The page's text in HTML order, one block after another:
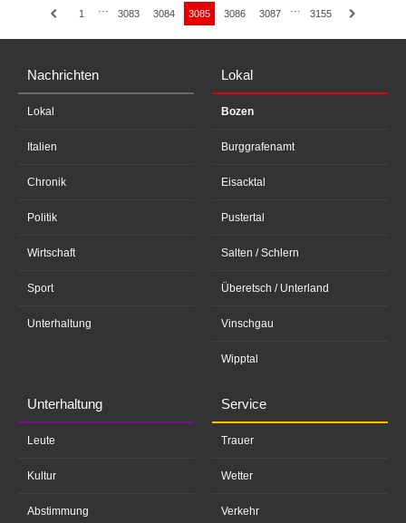
1 ··· 3083 3084 3085 3086 3087 ··· 3155
Nachrichten
Lokal
Italien
Chronik
Politik
Wirtschaft
Sport
Unterhaltung
Lokal
Bozen
Burggrafenamt
Eisacktal
Pustertal
Salten / Schlern
Überetsch / Unterland
Vinschgau
Wipptal
Unterhaltung
Leute
Kultur
Abstimmung
Service
Trauer
Wetter
Verkehr